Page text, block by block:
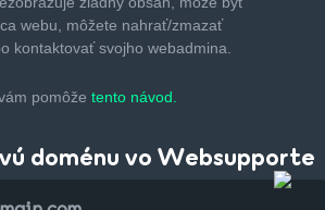
webu, môžete nahrať/zmazať
kontaktovať svojho webadmina.
pomôže tento návod.
doménu vo Websupporte